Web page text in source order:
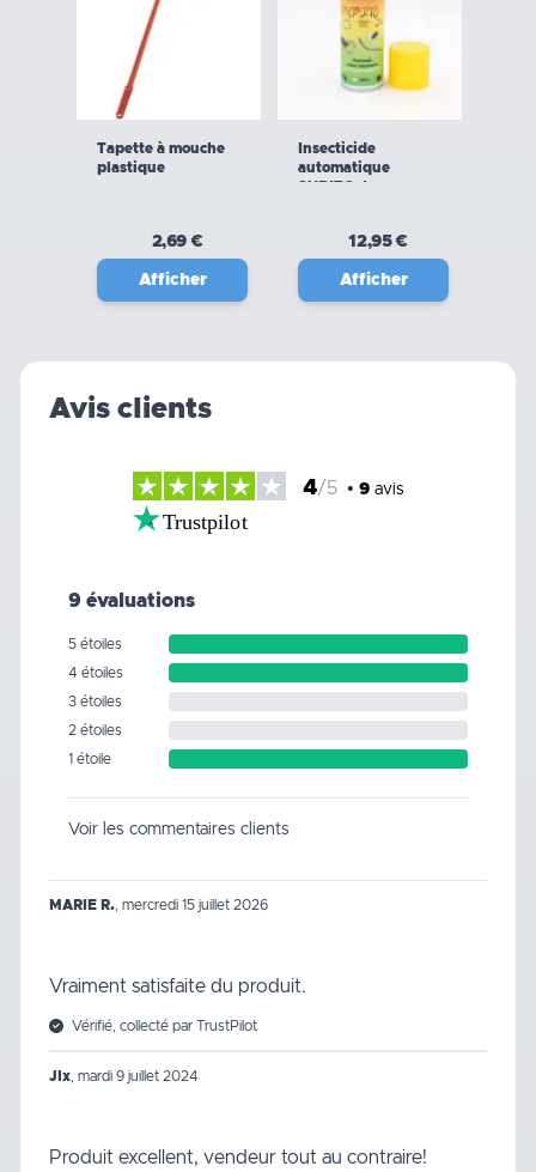
Tapette à mouche
plastique
2,69 €
Afficher
Insecticide
automatique
SUBITO, tous
12,95 €
Afficher
Avis clients
4/5 • 9avis
Trustpilot
9 évaluations
5 étoiles
4 étoiles
3 étoiles
2 étoiles
1 étoile
Voir les commentaires clients
MARIE R. mercredi 15 juillet 2026
Vraiment satisfaite du produit.
Vérifié, collecté par TrustPilot
Jlx mardi 9 juillet 2024
Produit excellent, vendeur tout au contraire!